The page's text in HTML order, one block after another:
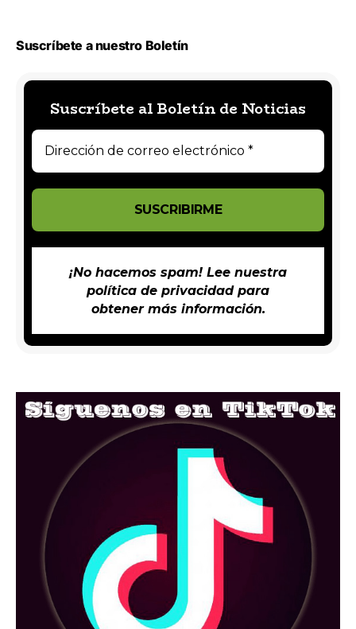
Suscríbete a nuestro Boletín
Suscríbete al Boletín de Noticias
¡No hacemos spam! Lee nuestra
política de privacidadpara
obtener más información.